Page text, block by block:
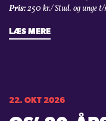
Pris:250 kr./ Stud. og unge t/
LÆS MERE
22. OKT 2026